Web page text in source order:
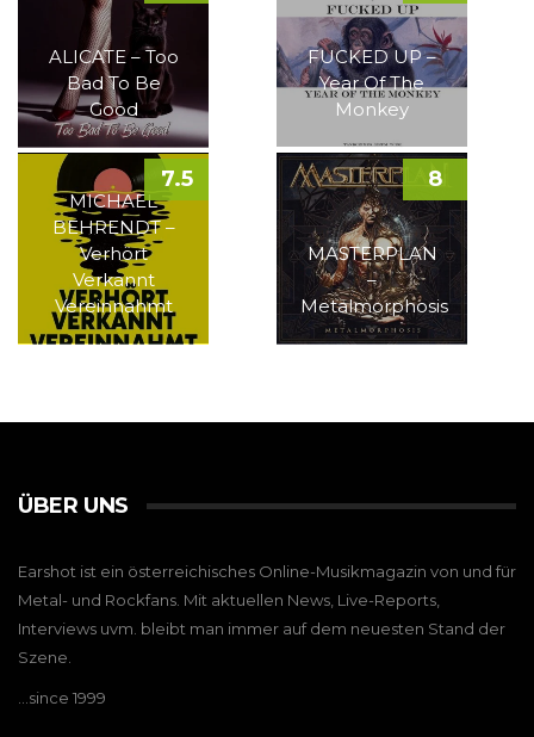
ALICATE – Too
Bad To Be
Good
FUCKED UP –
Year Of The
Monkey
MICHAEL
BEHRENDT –
Verhört
Verkannt
Vereinnahmt
7.5
MASTERPLAN
–
Metalmorphosis
8
ÜBER UNS
Earshot ist ein österreichisches Online-Musikmagazin von und für
Metal- und Rockfans. Mit aktuellen News, Live-Reports,
Interviews uvm. bleibt man immer auf dem neuesten Stand der
Szene.
…since 1999